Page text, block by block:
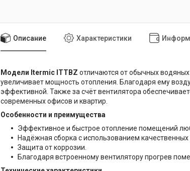
Описание Характеристики
Модели Itermic ITTBZ отличаются от обычных
увеличивает мощность отопления. Благодаря ему
эффективной. Также за счёт вентилятора
современных офисов и квартир.
Особенности и преимущества
Эффективное и быстрое отопление помещений
Надёжная сборка с использованием
Защита от коррозии.
Благодаря встроенному вентилятору прогрев